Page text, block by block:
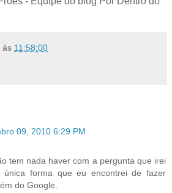
às 11:58:00
09, 2010 6:29 PM
tem nada haver com a pergunta que irei
forma que eu encontrei de fazer
do Google.